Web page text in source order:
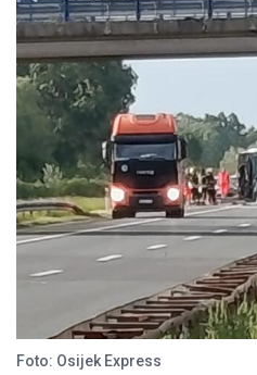
Foto: Osijek Express